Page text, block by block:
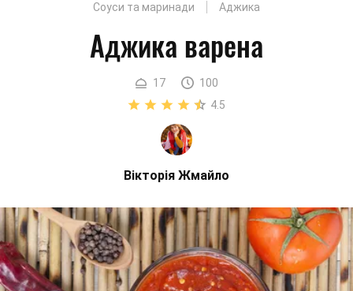
Соуси та маринади Аджика
Аджика варена
17
100
4.5
Вікторія Жмайло